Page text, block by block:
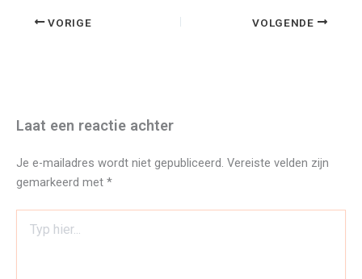
VORIGE VOLGENDE
Laat een reactie achter
Je e-mailadres wordt niet gepubliceerd. Vereiste velden zijn
gemarkeerd met *
hier...